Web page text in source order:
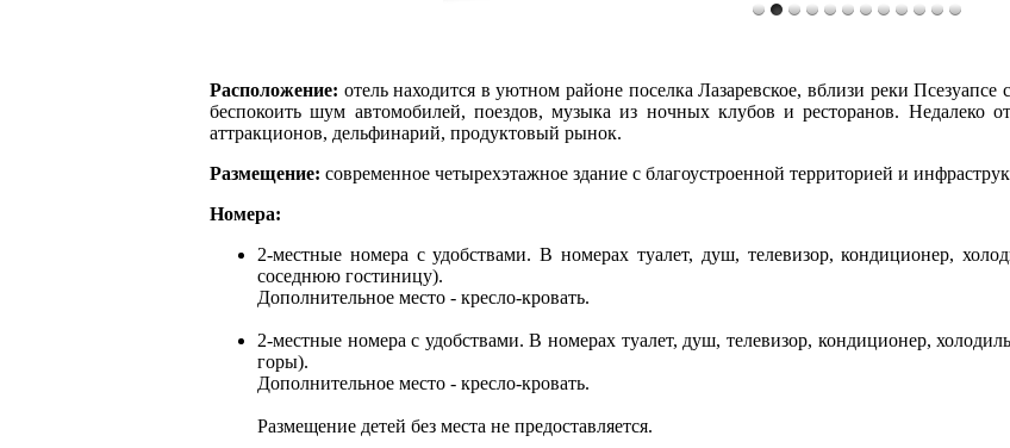
Расположение: отель находится в уютном районе поселка Лазаревское, вблизи реки
беспокоить шум автомобилей, поездов, музыка из ночных клубов и ресторанов. Недалеко
аттракционов, дельфинарий, продуктовый рынок.
Размещение: современное четырехэтажное здание с благоустроенной территорией и
Номера:
2-местные номера с удобствами. В номерах туалет, душ, телевизор, кондиционер,
соседнюю гостиницу).
Дополнительное место - кресло-кровать.
2-местные номера с удобствами. В номерах туалет, душ, телевизор, кондиционер,
горы).
Дополнительное место - кресло-кровать.
Размещение детей без места не предоставляется.